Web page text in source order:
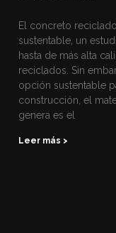
El concreto
sustentable, un
hasta de más alta
reciclados. Sin
opción sustentable
construcción, el
genera es el
Leer más >